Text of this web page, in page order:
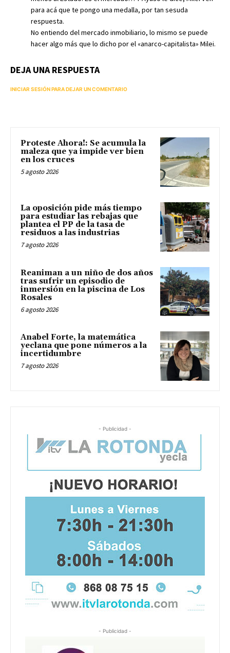
para acá que te pongo una medalla, por tan sesuda
respuesta.
No entiendo del mercado inmobiliario, lo mismo se puede
hacer algo más que lo dicho por el «anarco-capitalista» Milei.
DEJA UNA RESPUESTA
INICIAR SESIÓN PARA DEJAR UN COMENTARIO
Proteste Ahora!: Se acumula la
maleza que ya impide ver bien
en los cruces
5 agosto 2026
La oposición pide más tiempo
para estudiar las rebajas que
plantea el PP de la tasa de
residuos a las industrias
7 agosto 2026
Reaniman a un niño de dos años
tras sufrir un episodio de
inmersión en la piscina de Los
Rosales
6 agosto 2026
Anabel Forte, la matemática
yeclana que pone números a la
incertidumbre
7 agosto 2026
- Publicidad -
- Publicidad -